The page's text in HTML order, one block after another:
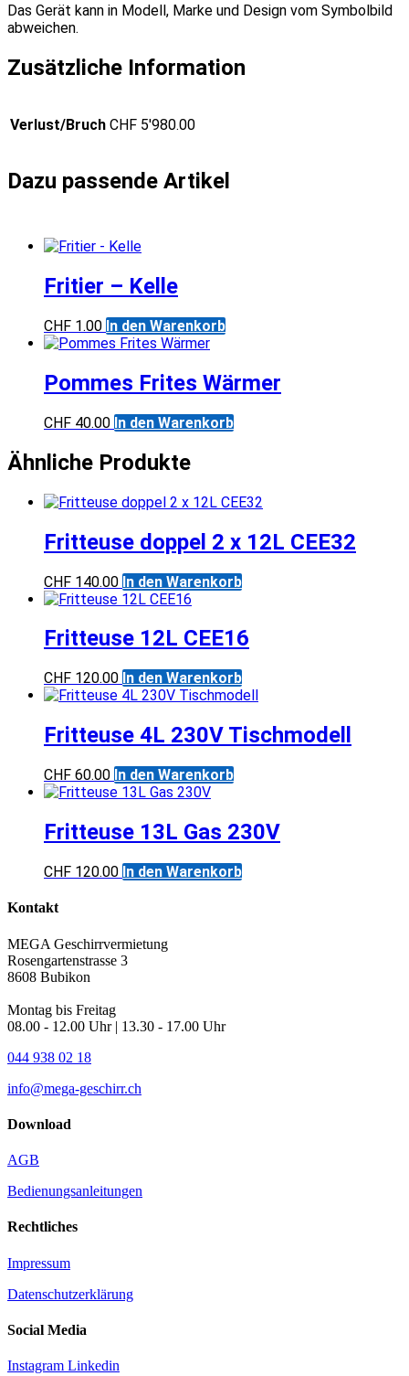
Das Gerät kann in Modell, Marke und Design vom Symbolbild
abweichen.
Zusätzliche Information
Verlust/Bruch CHF 5'980.00
Fritier – Kelle
CHF 1.00 In den Warenkorb
Pommes Frites Wärmer
CHF 40.00 In den Warenkorb
Ähnliche Produkte
Fritteuse doppel 2 x 12L CEE32
CHF 140.00 In den Warenkorb
Fritteuse 12L CEE16
CHF 120.00 In den Warenkorb
Fritteuse 4L 230V Tischmodell
CHF 60.00 In den Warenkorb
Fritteuse 13L Gas 230V
CHF 120.00 In den Warenkorb
Kontakt
MEGA Geschirrvermietung
Rosengartenstrasse 3
8608 Bubikon
Montag bis Freitag
08.00 - 12.00 Uhr | 13.30 - 17.00 Uhr
044 938 02 18
info@mega-geschirr.ch
Download
AGB
Bedienungsanleitungen
Rechtliches
Impressum
Datenschutzerklärung
Social Media
Instagram Linkedin